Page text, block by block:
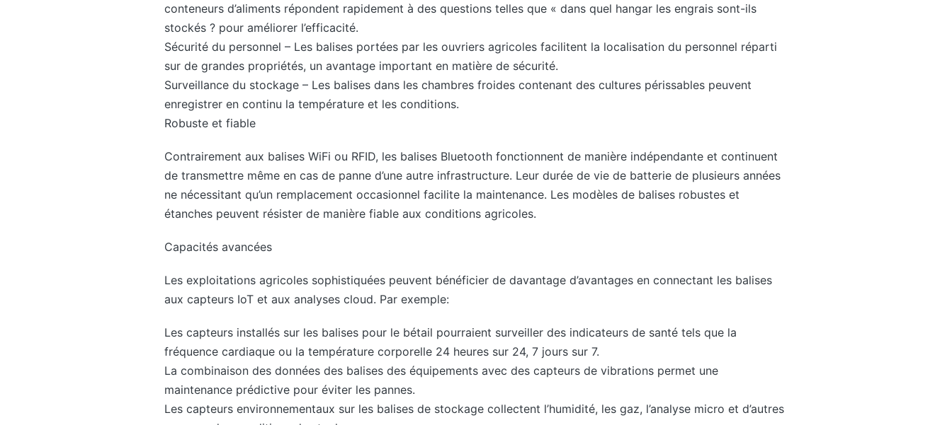
conteneurs d’aliments répondent rapidement à des questions telles que « dans quel hangar les engrais sont-ils
stockés ? pour améliorer l’efficacité.
Sécurité du personnel – Les balises portées par les ouvriers agricoles facilitent la localisation du personnel réparti
sur de grandes propriétés, un avantage important en matière de sécurité.
Surveillance du stockage – Les balises dans les chambres froides contenant des cultures périssables peuvent
enregistrer en continu la température et les conditions.
Robuste et fiable
Contrairement aux balises WiFi ou RFID, les balises Bluetooth fonctionnent de manière indépendante et continuent
de transmettre même en cas de panne d’une autre infrastructure. Leur durée de vie de batterie de plusieurs années
ne nécessitant qu’un remplacement occasionnel facilite la maintenance. Les modèles de balises robustes et
étanches peuvent résister de manière fiable aux conditions agricoles.
Capacités avancées
Les exploitations agricoles sophistiquées peuvent bénéficier de davantage d’avantages en connectant les balises
aux capteurs IoT et aux analyses cloud. Par exemple:
Les capteurs installés sur les balises pour le bétail pourraient surveiller des indicateurs de santé tels que la
fréquence cardiaque ou la température corporelle 24 heures sur 24, 7 jours sur 7.
La combinaison des données des balises des équipements avec des capteurs de vibrations permet une
maintenance prédictive pour éviter les pannes.
Les capteurs environnementaux sur les balises de stockage collectent l’humidité, les gaz, l’analyse micro et d’autres